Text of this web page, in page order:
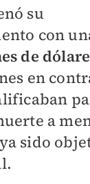
su
con
de
en
a
sido